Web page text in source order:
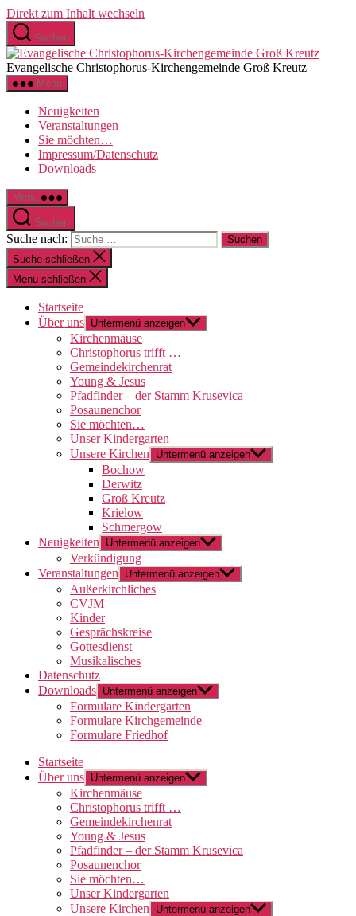
Direkt zum Inhalt wechseln
Suchen
Evangelische Christophorus-Kirchengemeinde Groß Kreutz
Menü
Neuigkeiten
Veranstaltungen
Sie möchten…
Impressum/Datenschutz
Downloads
Menü
Suchen
Suche nach:
Suche schließen
Menü schließen
Startseite
Über uns Untermenü anzeigen
Kirchenmäuse
Christophorus trifft …
Gemeindekirchenrat
Young & Jesus
Pfadfinder – der Stamm Krusevica
Posaunenchor
Sie möchten…
Unser Kindergarten
Unsere Kirchen
Untermenü anzeigen
Bochow
Derwitz
Groß Kreutz
Krielow
Schmergow
Neuigkeiten
Untermenü anzeigen
Verkündigung
Veranstaltungen
Untermenü anzeigen
Außerkirchliches
CVJM
Kinder
Gesprächskreise
Gottesdienst
Musikalisches
Datenschutz
Downloads Untermenü anzeigen
Formulare Kindergarten
Formulare Kirchgemeinde
Formulare Friedhof
Startseite
Über uns Untermenü anzeigen
Kirchenmäuse
Christophorus trifft …
Gemeindekirchenrat
Young & Jesus
Pfadfinder – der Stamm Krusevica
Posaunenchor
Sie möchten…
Unser Kindergarten
Unsere Kirchen
Untermenü anzeigen